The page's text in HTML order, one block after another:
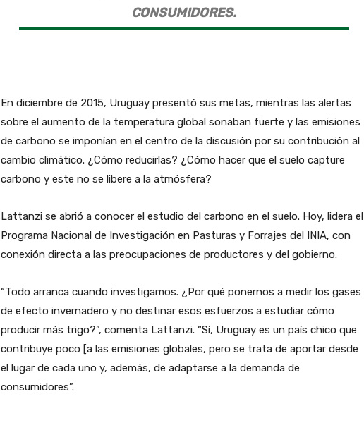
CONSUMIDORES.
En diciembre de 2015, Uruguay presentó sus metas, mientras las alertas
sobre el aumento de la temperatura global sonaban fuerte y las emisiones
de carbono se imponían en el centro de la discusión por su contribución al
cambio climático. ¿Cómo reducirlas? ¿Cómo hacer que el suelo capture
carbono y este no se libere a la atmósfera?
Lattanzi se abrió a conocer el estudio del carbono en el suelo. Hoy, lidera el
Programa Nacional de Investigación en Pasturas y Forrajes del INIA, con
conexión directa a las preocupaciones de productores y del gobierno.
“Todo arranca cuando investigamos. ¿Por qué ponernos a medir los gases
de efecto invernadero y no destinar esos esfuerzos a estudiar cómo
producir más trigo?”, comenta Lattanzi. “Sí, Uruguay es un país chico que
contribuye poco [a las emisiones globales, pero se trata de aportar desde
el lugar de cada uno y, además, de adaptarse a la demanda de
consumidores”.